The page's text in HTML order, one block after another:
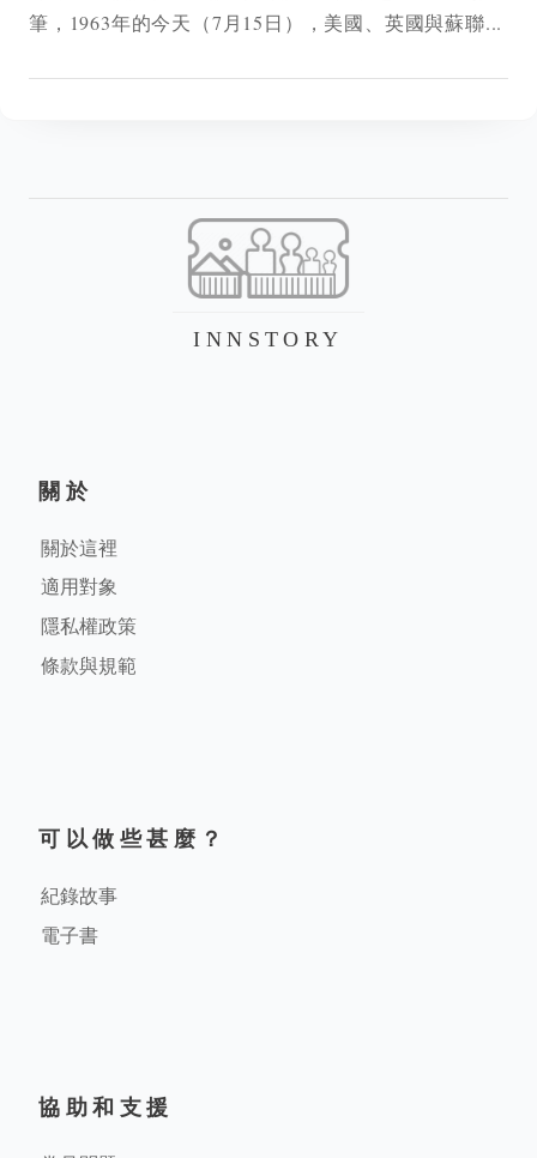
筆，1963年的今天（7月15日），美國、英國與蘇聯...
INNSTORY
關於
關於這裡
適用對象
隱私權政策
條款與規範
可以做些甚麼？
紀錄故事
電子書
協助和支援